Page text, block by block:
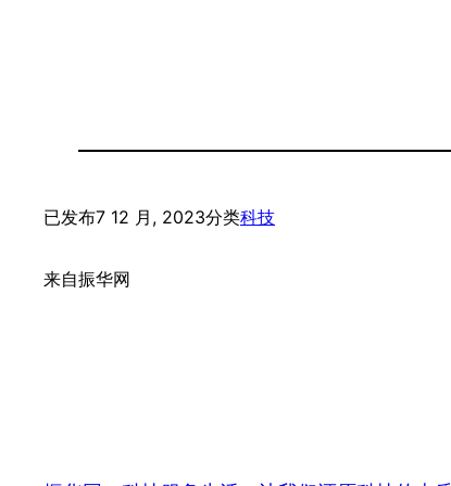
已发布7 12 月, 2023分类科技
来自振华网